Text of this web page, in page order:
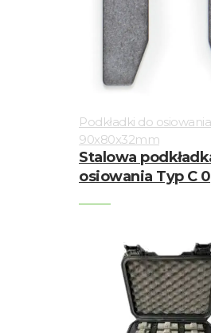
Podkładki do
90x80x32mm
Stalowa
osiowania Typ C